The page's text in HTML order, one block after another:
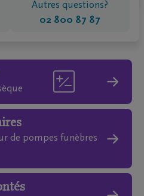
Autres questions?
02 800 87 87
de pompes funèbres